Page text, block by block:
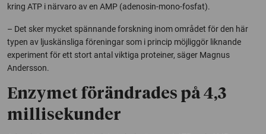
kring ATP i närvaro av en AMP (adenosin-mono-fosfat).
– Det sker mycket spännande forskning inom området för den här
typen av ljuskänsliga föreningar som i princip möjliggör liknande
experiment för ett stort antal viktiga proteiner, säger Magnus
Andersson.
Enzymet förändrades på 4,3
millisekunder